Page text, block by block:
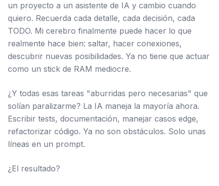
un proyecto a un asistente de IA y cambio cuando
quiero. Recuerda cada detalle, cada decisión, cada
TODO. Mi cerebro finalmente puede hacer lo que
realmente hace bien: saltar, hacer conexiones,
descubrir nuevas posibilidades. Ya no tiene que actuar
como un stick de RAM mediocre.
¿Y todas esas tareas "aburridas pero necesarias" que
solían paralizarme? La IA maneja la mayoría ahora.
Escribir tests, documentación, manejar casos edge,
refactorizar código. Ya no son obstáculos. Solo unas
líneas en un prompt.
¿El resultado?